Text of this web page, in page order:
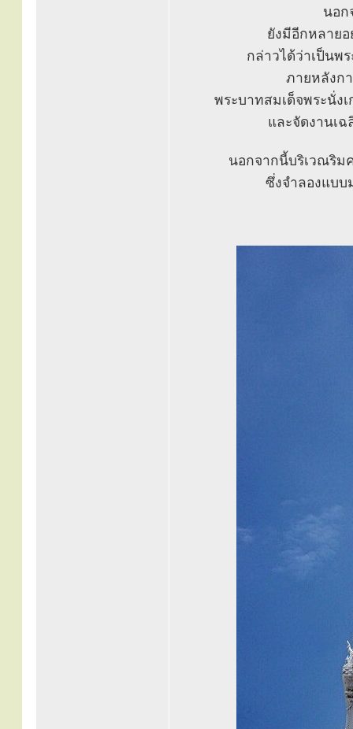
นอก
ยังมีอีกหลาย
กล่าวได้ว่าเป็นพ
ภายหลังก
พระบาทสมเด็จพระนั่ง
และจัดงานเ
นอกจากนี้บริเวณริม
ซึ่งจำลองแบบ